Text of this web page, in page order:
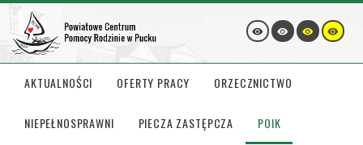
AKTUALNOŚCI OFERTY PRACY ORZECZNICTWO
NIEPEŁNOSPRAWNI PIECZA ZASTĘPCZA POIK